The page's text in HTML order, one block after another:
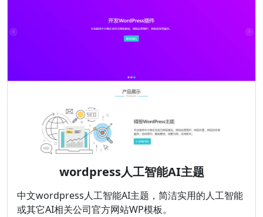
wordpress人工智能AI主题
中文wordpress人工智能AI主题，简洁实用的人工智能
或其它AI相关公司官方网站WP模板。